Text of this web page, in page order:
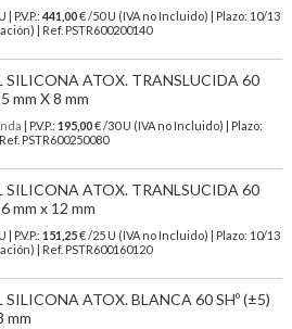
| P.V.P.: 441,00€/50 U (IVA no Incluido)
| Plazo: 10/13
| Ref. PSTR600200140
SILICONA ATOX. TRANSLUCIDA 60
mm X 8 mm
| P.V.P.: 195,00€ /30 U (IVA no Incluido) | Plazo:
PSTR600250080
SILICONA ATOX. TRANLSUCIDA 60
mm x 12 mm
| P.V.P.: 151,25€/25 U (IVA no Incluido)
| Plazo: 10/13
| Ref. PSTR600160120
SILICONA ATOX. BLANCA 60 SHº (±5)
mm